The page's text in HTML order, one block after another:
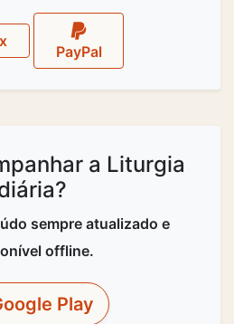
PayPal
a Liturgia
sempre atualizado e
offline.
Play